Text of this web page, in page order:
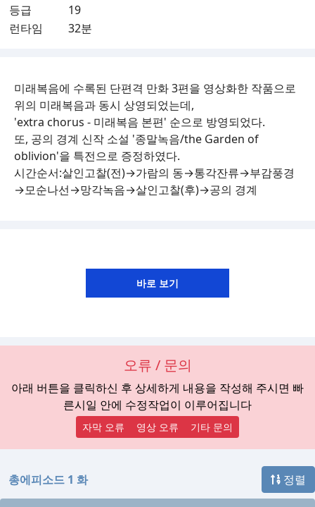
등급
19
런타임
32분
미래복음에 수록된 단편격 만화 3편을 영상화한 작품으로
위의 미래복음과 동시 상영되었는데,
'extra chorus - 미래복음 본편' 순으로 방영되었다.
또, 공의 경계 신작 소설 '종말녹음/the Garden of
oblivion'을 특전으로 증정하였다.
시간순서:살인고찰(전)→가람의 동→통각잔류→부감풍경
→모순나선→망각녹음→살인고찰(후)→공의 경계
오류 / 문의
아래 버튼을 클릭하신 후 상세하게 내용을 작성해 주시면 빠
른시일 안에 수정작업이 이루어집니다
자막 오류 영상 오류 기타 문의
총에피소드 1 화 정렬